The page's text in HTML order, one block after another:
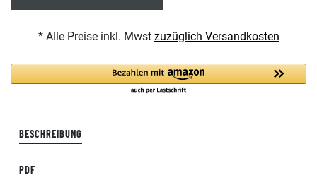
* Alle Preise inkl. Mwst zuzüglich Versandkosten
BESCHREIBUNG
PDF